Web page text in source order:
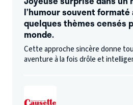
l’humour souvent
quelques thèmes censés
monde.
Cette approche sincère donne
aventure à la fois drôle et